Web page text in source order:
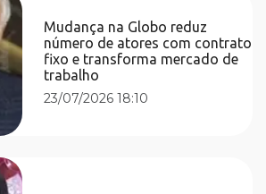
Mudança na Globo reduz
número de atores com contrato
fixo e transforma mercado de
trabalho
23/07/2026 18:10